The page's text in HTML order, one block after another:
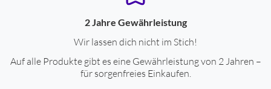
Bluetooth-Kopfhörer
ja
2 Jahre Gewährleistung
Wir lassen dich nicht im Stich!
Auf alle Produkte gibt es eine Gewährleistung von 2 Jahren –
für sorgenfreies Einkaufen.